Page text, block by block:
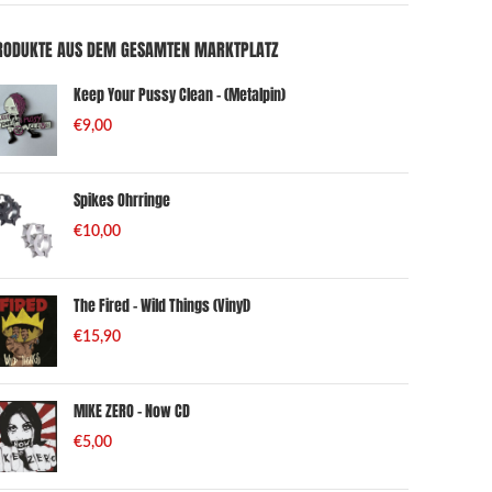
AUS DEM GESAMTEN MARKTPLATZ
Keep Your Pussy Clean – (Metalpin)
€9,00
Spikes Ohrringe
€10,00
The Fired - Wild Things (Vinyl)
€15,90
MIKE ZERO - Now CD
€5,00